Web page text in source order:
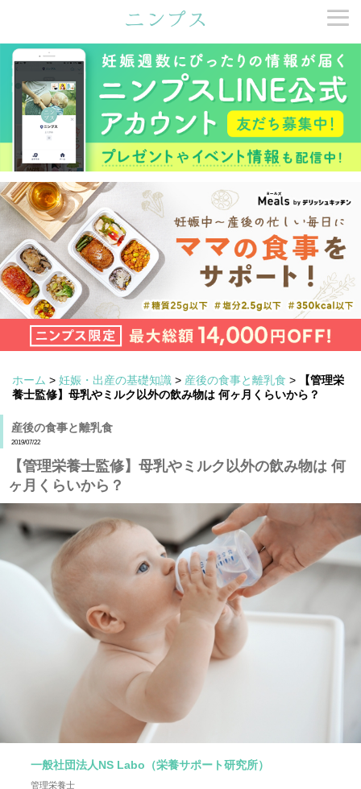
ホーム > 妊娠・出産の基礎知識 > 産後の食事と離乳食 >
【管理栄
養士監修】母乳やミルク以外の飲み物は 何ヶ月くらいから？
産後の食事と離乳食
2019/07/22
【管理栄養士監修】母乳やミルク以外の飲み物は 何
ヶ月くらいから？
一般社団法人NS Labo（栄養サポート研究所）
管理栄養士